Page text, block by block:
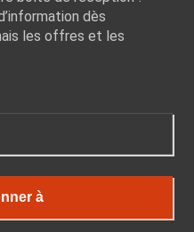
dès
les offres et les
à